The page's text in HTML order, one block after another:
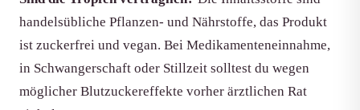
handelsübliche Pflanzen- und Nährstoffe, das Produkt
ist zuckerfrei und vegan. Bei Medikamenteneinnahme,
in Schwangerschaft oder Stillzeit solltest du wegen
möglicher Blutzuckereffekte vorher ärztlichen Rat